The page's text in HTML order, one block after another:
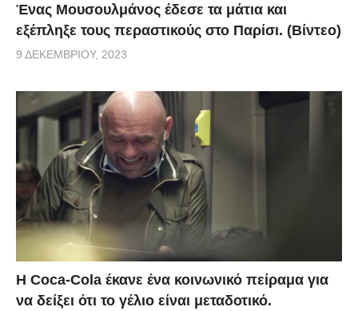
Ένας Μουσουλμάνος έδεσε τα μάτια και
εξέπληξε τους περαστικούς στο Παρίσι. (Βίντεο)
9 ΔΕΚΕΜΒΡΊΟΥ, 2023
Η Coca-Cola έκανε ένα κοινωνικό πείραμα για
να δείξει ότι το γέλιο είναι μεταδοτικό.